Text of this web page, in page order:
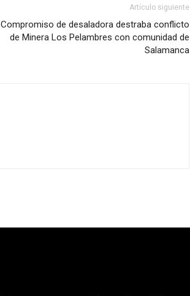
Artículo siguiente
Compromiso de desaladora destraba conflicto
de Minera Los Pelambres con comunidad de
Salamanca